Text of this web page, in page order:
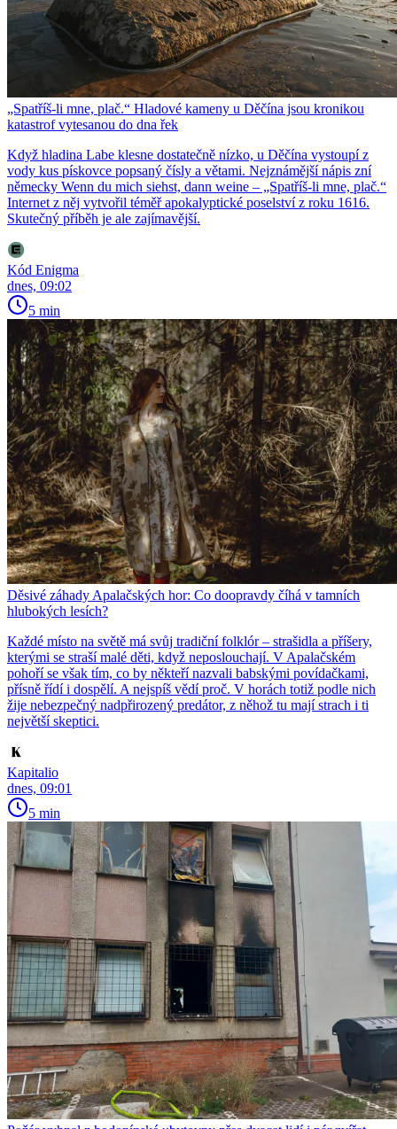
„Spatříš-li mne, plač.“ Hladové kameny u Děčína jsou kronikou
katastrof vytesanou do dna řek
Když hladina Labe klesne dostatečně nízko, u Děčína vystoupí z
vody kus pískovce popsaný čísly a větami. Nejznámější nápis zní
německy Wenn du mich siehst, dann weine – „Spatříš-li mne, plač.“
Internet z něj vytvořil téměř apokalyptické poselství z roku 1616.
Skutečný příběh je ale zajímavější.
Kód Enigma
dnes, 09:02
5 min
Děsivé záhady Apalačských hor: Co doopravdy číhá v tamních
hlubokých lesích?
Každé místo na světě má svůj tradiční folklór – strašidla a příšery,
kterými se straší malé děti, když neposlouchají. V Apalačském
pohoří se však tím, co by někteří nazvali babskými povídačkami,
přísně řídí i dospělí. A nejspíš vědí proč. V horách totiž podle nich
žije nebezpečný nadpřirozený predátor, z něhož tu mají strach i ti
největší skeptici.
Kapitalio
dnes, 09:01
5 min